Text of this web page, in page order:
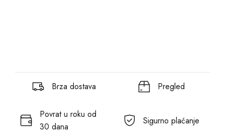
Brza dostava Pregled
Povrat u roku od
30 dana
Sigurno plaćanje